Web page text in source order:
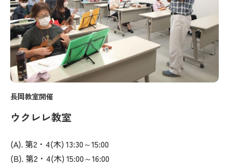
長岡教室開催
ウクレレ教室
(A). 第2・4(木) 13:30～15:00
(B). 第2・4(木) 15:00～16:00